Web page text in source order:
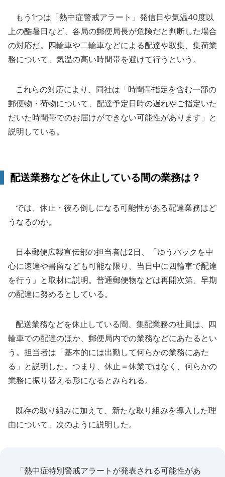
もう1つは「熱中症警戒アラート」発信日や気温40度以
上の酷暑日など、各局の郵便局長が危険だと判断した場合
の対応だ。四輪車や二輪車などによる配達や取集、集荷業
務について、気温の高い時間帯を避けて行うという。
これらの対応により、同社は「時間帯指定を含む一部の
郵便物・荷物について、配達予定日時の遅れやご指定いた
だいた時間帯でのお届けができない可能性があります」と
説明している。
配送業務などを休止している間の業務は？
では、休止・後ろ倒しになる可能性がある配達業務はど
うなるのか。
日本郵便広報宣伝部の担当者は2日、「ゆうパックを中
心に速達や書留なども可能な限り、当日中に四輪車で配達
を行う」と取材に説明。普通郵便物などは再開次第、早期
の配達に努めるとしている。
配送業務などを休止している間、集配業務の社員は、四
輪車での配達のほか、郵便局内での業務などにあたるとい
う。担当者は「基本的には出勤して何らかの業務にあた
る」と説明した。つまり、休止＝休業ではなく、何らかの
業務に振り替える形になるとみられる。
既存の取り組みに加えて、新たな取り組みを導入した理
由について、次のように説明した。
「熱中症特別警戒アラートが発表される可能性があ